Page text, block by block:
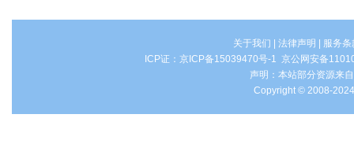
关于我们 法律声明
服务条
ICP证： 京ICP备15039470号-1 京公网安备
声明：本站部分资源来
Copyright © 2008-